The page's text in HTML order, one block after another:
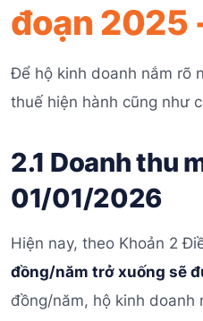
đoạn 2025
Để hộ kinh doanh nắm rõ
thuế hiện hành cũng như
2.1 Doanh thu
01/01/2026
Hiện nay, theo Khoản 2
đồng/năm trở xuống sẽ
đồng/năm, hộ kinh doanh